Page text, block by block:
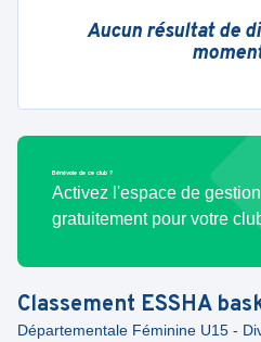
Aucun résultat de
Bénévole de ce club ?
Activez l'espace de gestion
gratuitement pour votre
Classement ESSHA
Départementale Féminine U15 -